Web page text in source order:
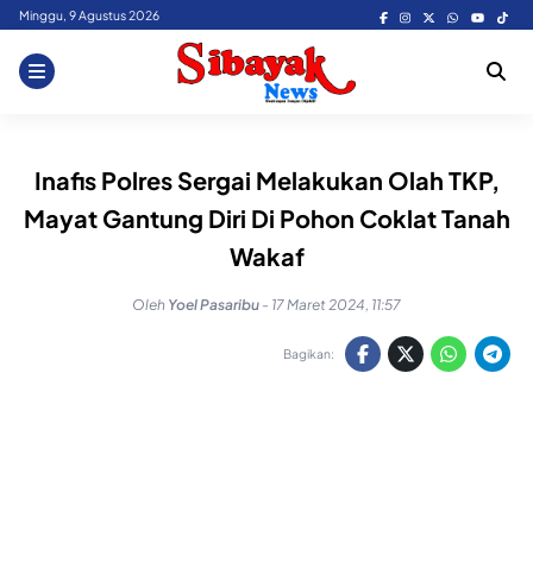
Skip
content
Minggu, 9 Agustus 2026
Inafis Polres Sergai Melakukan Olah TKP,
Mayat Gantung Diri Di Pohon Coklat Tanah
Wakaf
Oleh Yoel Pasaribu - 17 Maret 2024, 11:57
Bagikan: